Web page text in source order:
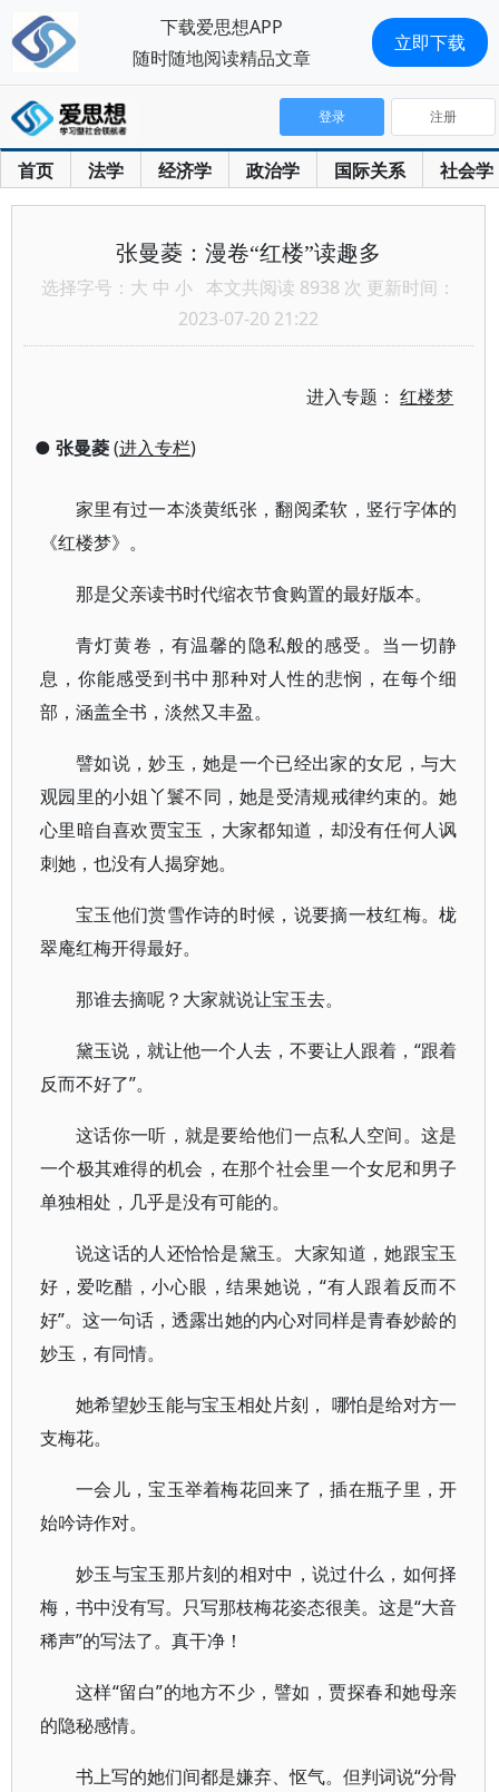
首页 法学 经济学 政治学 国际关系 社会学
登录 注册
张曼菱：漫卷“红楼”读趣多
选择字号： 大 中 小 本文共阅读 8938 次 更新时间：
2023-07-20 21:22
进入专题：红楼梦
● 张曼菱(进入专栏)
家里有过一本淡黄纸张，翻阅柔软，竖行字体的
《红楼梦》。
那是父亲读书时代缩衣节食购置的最好版本。
青灯黄卷，有温馨的隐私般的感受。当一切静
息，你能感受到书中那种对人性的悲悯，在每个细
部，涵盖全书，淡然又丰盈。
譬如说，妙玉，她是一个已经出家的女尼，与大
观园里的小姐丫鬟不同，她是受清规戒律约束的。她
心里暗自喜欢贾宝玉，大家都知道，却没有任何人讽
刺她，也没有人揭穿她。
宝玉他们赏雪作诗的时候，说要摘一枝红梅。栊
翠庵红梅开得最好。
那谁去摘呢？大家就说让宝玉去。
黛玉说，就让他一个人去，不要让人跟着，“跟着
反而不好了”。
这话你一听，就是要给他们一点私人空间。这是
一个极其难得的机会，在那个社会里一个女尼和男子
单独相处，几乎是没有可能的。
说这话的人还恰恰是黛玉。大家知道，她跟宝玉
好，爱吃醋，小心眼，结果她说，“有人跟着反而不
好”。这一句话，透露出她的内心对同样是青春妙龄的
妙玉，有同情。
她希望妙玉能与宝玉相处片刻， 哪怕是给对方一
支梅花。
一会儿，宝玉举着梅花回来了，插在瓶子里，开
始吟诗作对。
妙玉与宝玉那片刻的相对中，说过什么，如何择
梅，书中没有写。只写那枝梅花姿态很美。这是“大音
稀声”的写法了。真干净！
这样“留白”的地方不少，譬如，贾探春和她母亲
的隐秘感情。
书上写的她们间都是嫌弃、怄气。但判词说“分骨
下载爱思想APP
随时随地阅读精品文章
立即下载